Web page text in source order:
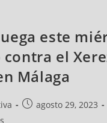
este
el
Málaga
agosto 29, 2023